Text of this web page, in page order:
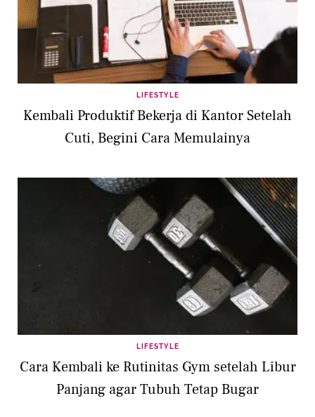
LIFESTYLE
Kembali Produktif Bekerja di Kantor Setelah
Cuti, Begini Cara Memulainya
LIFESTYLE
Cara Kembali ke Rutinitas Gym setelah Libur
Panjang agar Tubuh Tetap Bugar